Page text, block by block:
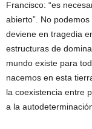
Francisco: “es
abierto”. No
deviene en tragedia
estructuras de
mundo existe para
nacemos en esta
la coexistencia entre
a la